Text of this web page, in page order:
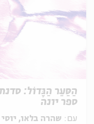
הַסַּעַר הַגָּדוֹל:
ספר יונה
עם: